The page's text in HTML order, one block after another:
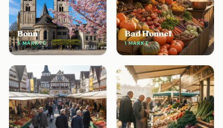
Bonn
5 MÄRKTE
Bad Honnef
1 MARKT